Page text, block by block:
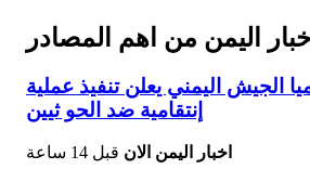
اخبار اليمن من اهم المصادر
الجيش اليمني يعلن تنفيذ عملية
إنتقامية ضد الحو ثيين
اخبار اليمن الان قبل 14 ساعة